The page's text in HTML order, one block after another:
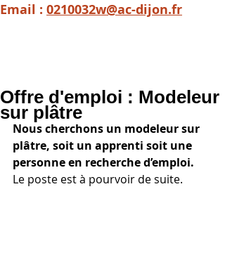
Email : 0210032w@ac-dijon.fr
Offre d'emploi : Modeleur
sur plâtre
Nous cherchons un modeleur sur
plâtre, soit un apprenti soit une
personne en recherche d’emploi.
Le poste est à pourvoir de suite.